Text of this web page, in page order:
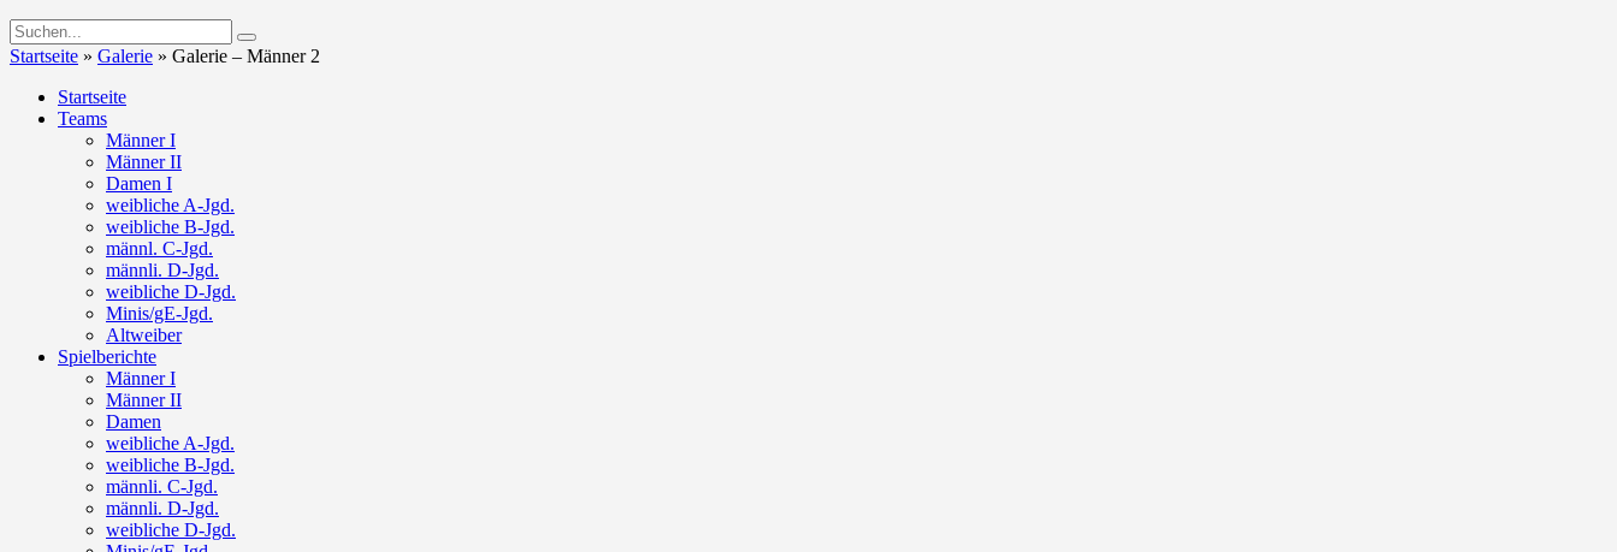
Startseite » Galerie » Galerie – Männer 2
Startseite
Teams
Männer I
Männer II
Damen I
weibliche A-Jgd.
weibliche B-Jgd.
männl. C-Jgd.
männli. D-Jgd.
weibliche D-Jgd.
Minis/gE-Jgd.
Altweiber
Spielberichte
Männer I
Männer II
Damen
weibliche A-Jgd.
weibliche B-Jgd.
männli. C-Jgd.
männli. D-Jgd.
weibliche D-Jgd.